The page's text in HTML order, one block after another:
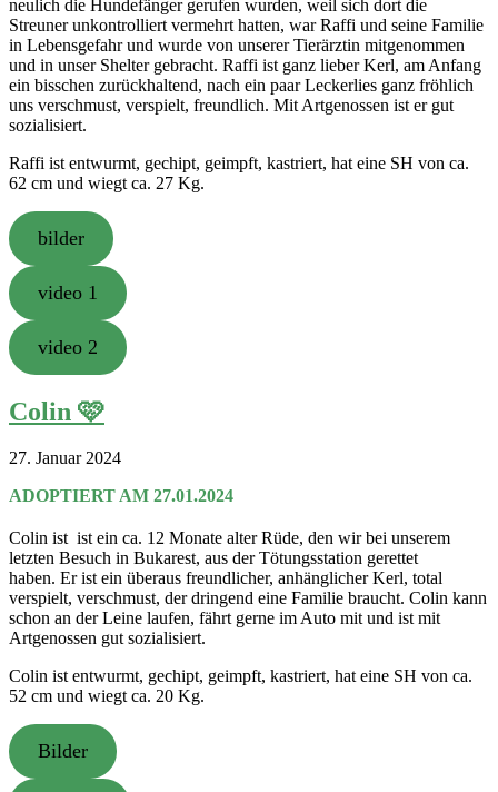
neulich die Hundefänger gerufen wurden, weil sich dort die
Streuner unkontrolliert vermehrt hatten, war Raffi und seine Familie
in Lebensgefahr und wurde von unserer Tierärztin mitgenommen
und in unser Shelter gebracht. Raffi ist ganz lieber Kerl, am Anfang
ein bisschen zurückhaltend, nach ein paar Leckerlies ganz fröhlich
uns verschmust, verspielt, freundlich. Mit Artgenossen ist er gut
sozialisiert.
Raffi ist entwurmt, gechipt, geimpft, kastriert, hat eine SH von ca.
62 cm und wiegt ca. 27 Kg.
bilder
video 1
video 2
Colin 🩷
27. Januar 2024
ADOPTIERT AM 27.01.2024
Colin ist ist ein ca. 12 Monate alter Rüde, den wir bei unserem
letzten Besuch in Bukarest, aus der Tötungsstation gerettet
haben. Er ist ein überaus freundlicher, anhänglicher Kerl, total
verspielt, verschmust, der dringend eine Familie braucht. Colin kann
schon an der Leine laufen, fährt gerne im Auto mit und ist mit
Artgenossen gut sozialisiert.
Colin ist entwurmt, gechipt, geimpft, kastriert, hat eine SH von ca.
52 cm und wiegt ca. 20 Kg.
Bilder